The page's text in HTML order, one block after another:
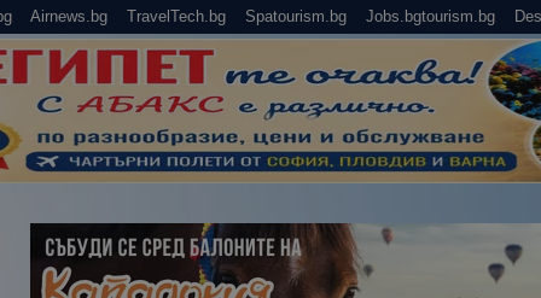
Airnews.bg TravelTech.bg Spatourism.bg Jobs.bgtourism.bg